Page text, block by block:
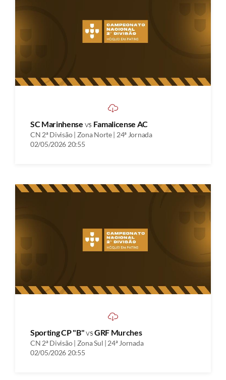
SC Marinhense vs Famalicense AC
CN 2ª Divisão | Zona Norte | 24ª Jornada
02/05/2026 20:55
Sporting CP "B"vsGRF Murches
CN 2ª Divisão | Zona Sul | 24ª Jornada
02/05/2026 20:55